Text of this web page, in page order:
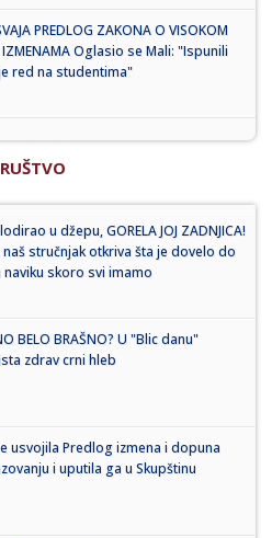
PREDLOG ZAKONA O VISOKOM
IZMENAMA Oglasio se Mali: "Ispunili
red na studentima"
u džepu, GORELA JOJ ZADNJICA!
stručnjak otkriva šta je dovelo do
skoro svi imamo
BELO BRAŠNO? U "Blic danu"
zdrav crni hleb
usvojila Predlog izmena i dopuna
i uputila ga u Skupštinu